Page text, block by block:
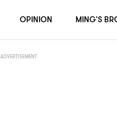
ADVERTISEMENT
OPINION MING'S